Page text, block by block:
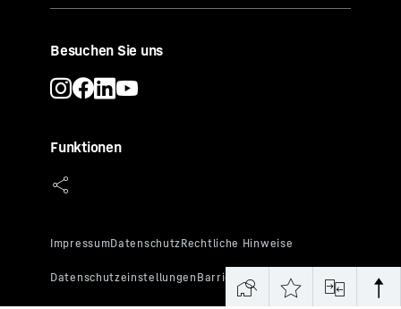
Besuchen Sie uns
Funktionen